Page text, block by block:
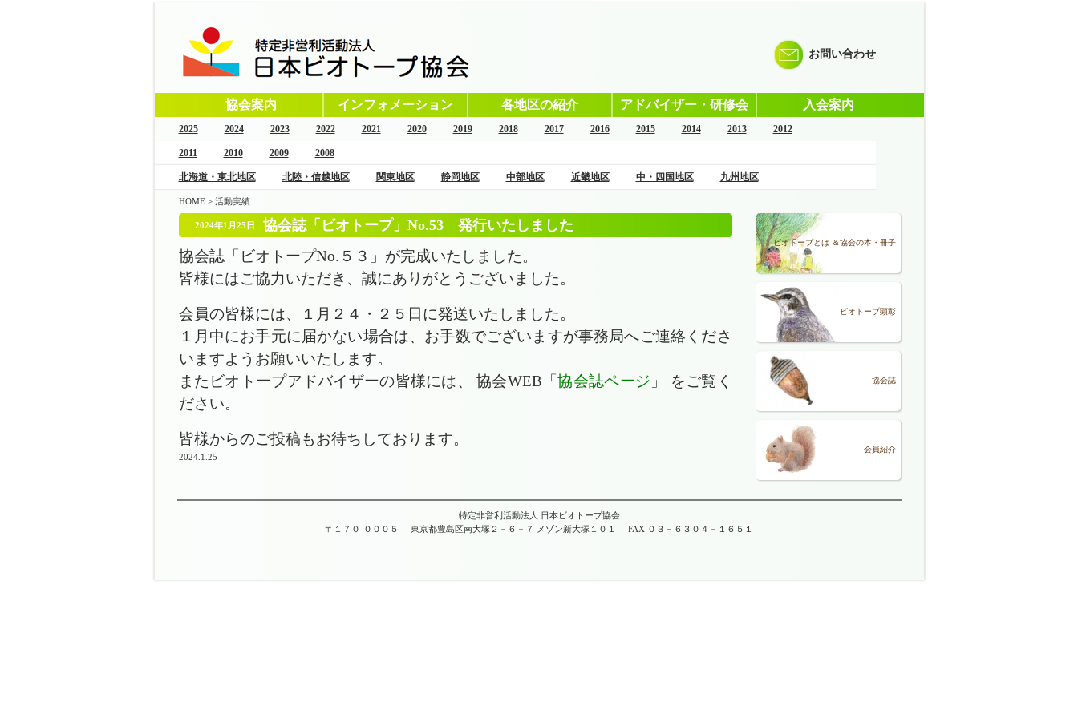
お問い合わせ
協会案内 インフォメーション 各地区の紹介 アドバイザー・研修会 入会案内
2025 2024 2023 2022 2021 2020 2019 2018 2017 2016 2015 2014 2013 2012
2011 2010 2009 2008
北海道・東北地区 北陸・信越地区 関東地区 静岡地区 中部地区 近畿地区 中・四国地区 九州地区
HOME> 活動実績
2024年1月25日 協会誌「ビオトープ」No.53 発行いたしました
協会誌「ビオトープNo.５３」が完成いたしました。
皆様にはご協力いただき、誠にありがとうございました。
会員の皆様には、１月２４・２５日に発送いたしました。
１月中にお手元に届かない場合は、お手数でございますが事務局へご連絡くださ
いますようお願いいたします。
またビオトープアドバイザーの皆様には、 協会WEB「協会誌ページ 」 をご覧く
ださい。
皆様からのご投稿もお待ちしております。
2024.1.25
ビオトープとは ＆協会の本・冊子
ビオトープ顕彰
協会誌
会員紹介
特定非営利活動法人 日本ビオトープ協会
〒１７０-０００５
東京都豊島区南大塚２－６－７ メゾン新大塚１０１ FAX ０３－６３０４－１６５１